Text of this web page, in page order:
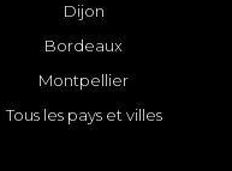
Dijon
Bordeaux
Montpellier
Tous les pays et villes